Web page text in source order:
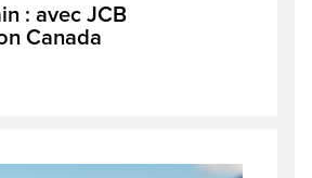
: avec JCB
Canada